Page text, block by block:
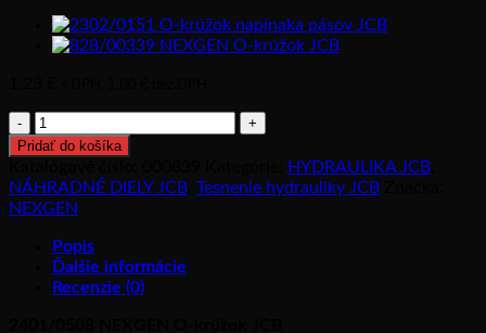
množstvo
2401/0508
NEXGEN
O-
krúžok
Pridať do košíka
HYDRAULIKA JCB
NÁHRADNÉ DIELY JCB Tesnenie hydrauliky JCB
NEXGEN
Popis
Ďalšie informácie
Recenzie (0)